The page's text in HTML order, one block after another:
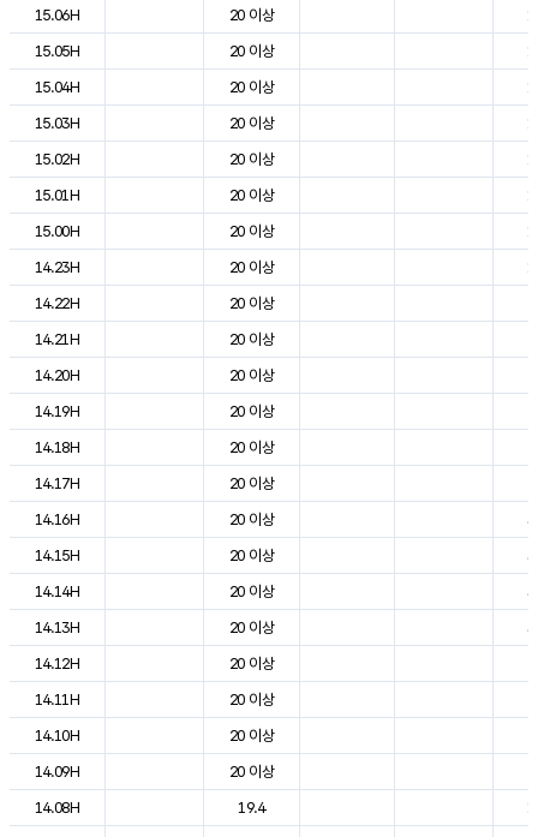
15.06H
20 이상
15.05H
20 이상
15.04H
20 이상
15.03H
20 이상
15.02H
20 이상
15.01H
20 이상
15.00H
20 이상
14.23H
20 이상
14.22H
20 이상
14.21H
20 이상
14.20H
20 이상
14.19H
20 이상
14.18H
20 이상
14.17H
20 이상
14.16H
20 이상
14.15H
20 이상
14.14H
20 이상
14.13H
20 이상
14.12H
20 이상
14.11H
20 이상
14.10H
20 이상
14.09H
20 이상
14.08H
19.4